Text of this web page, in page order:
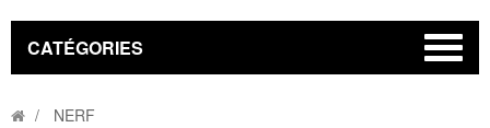
CATÉGORIES
NERF